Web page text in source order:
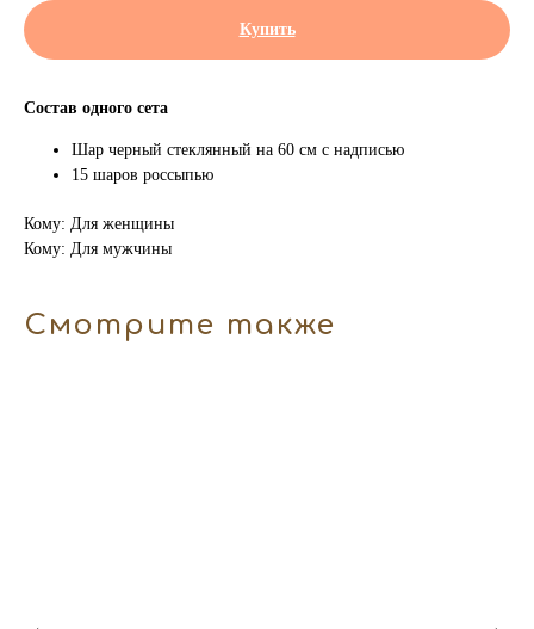
Купить
Состав одного сета
Шар черный стеклянный на 60 см с надписью
15 шаров россыпью
Кому: Для женщины
Кому: Для мужчины
Смотрите также